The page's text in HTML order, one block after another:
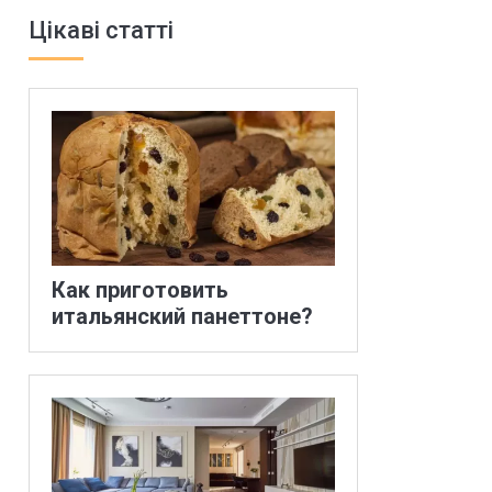
Цікаві статті
Как приготовить
итальянский панеттоне?